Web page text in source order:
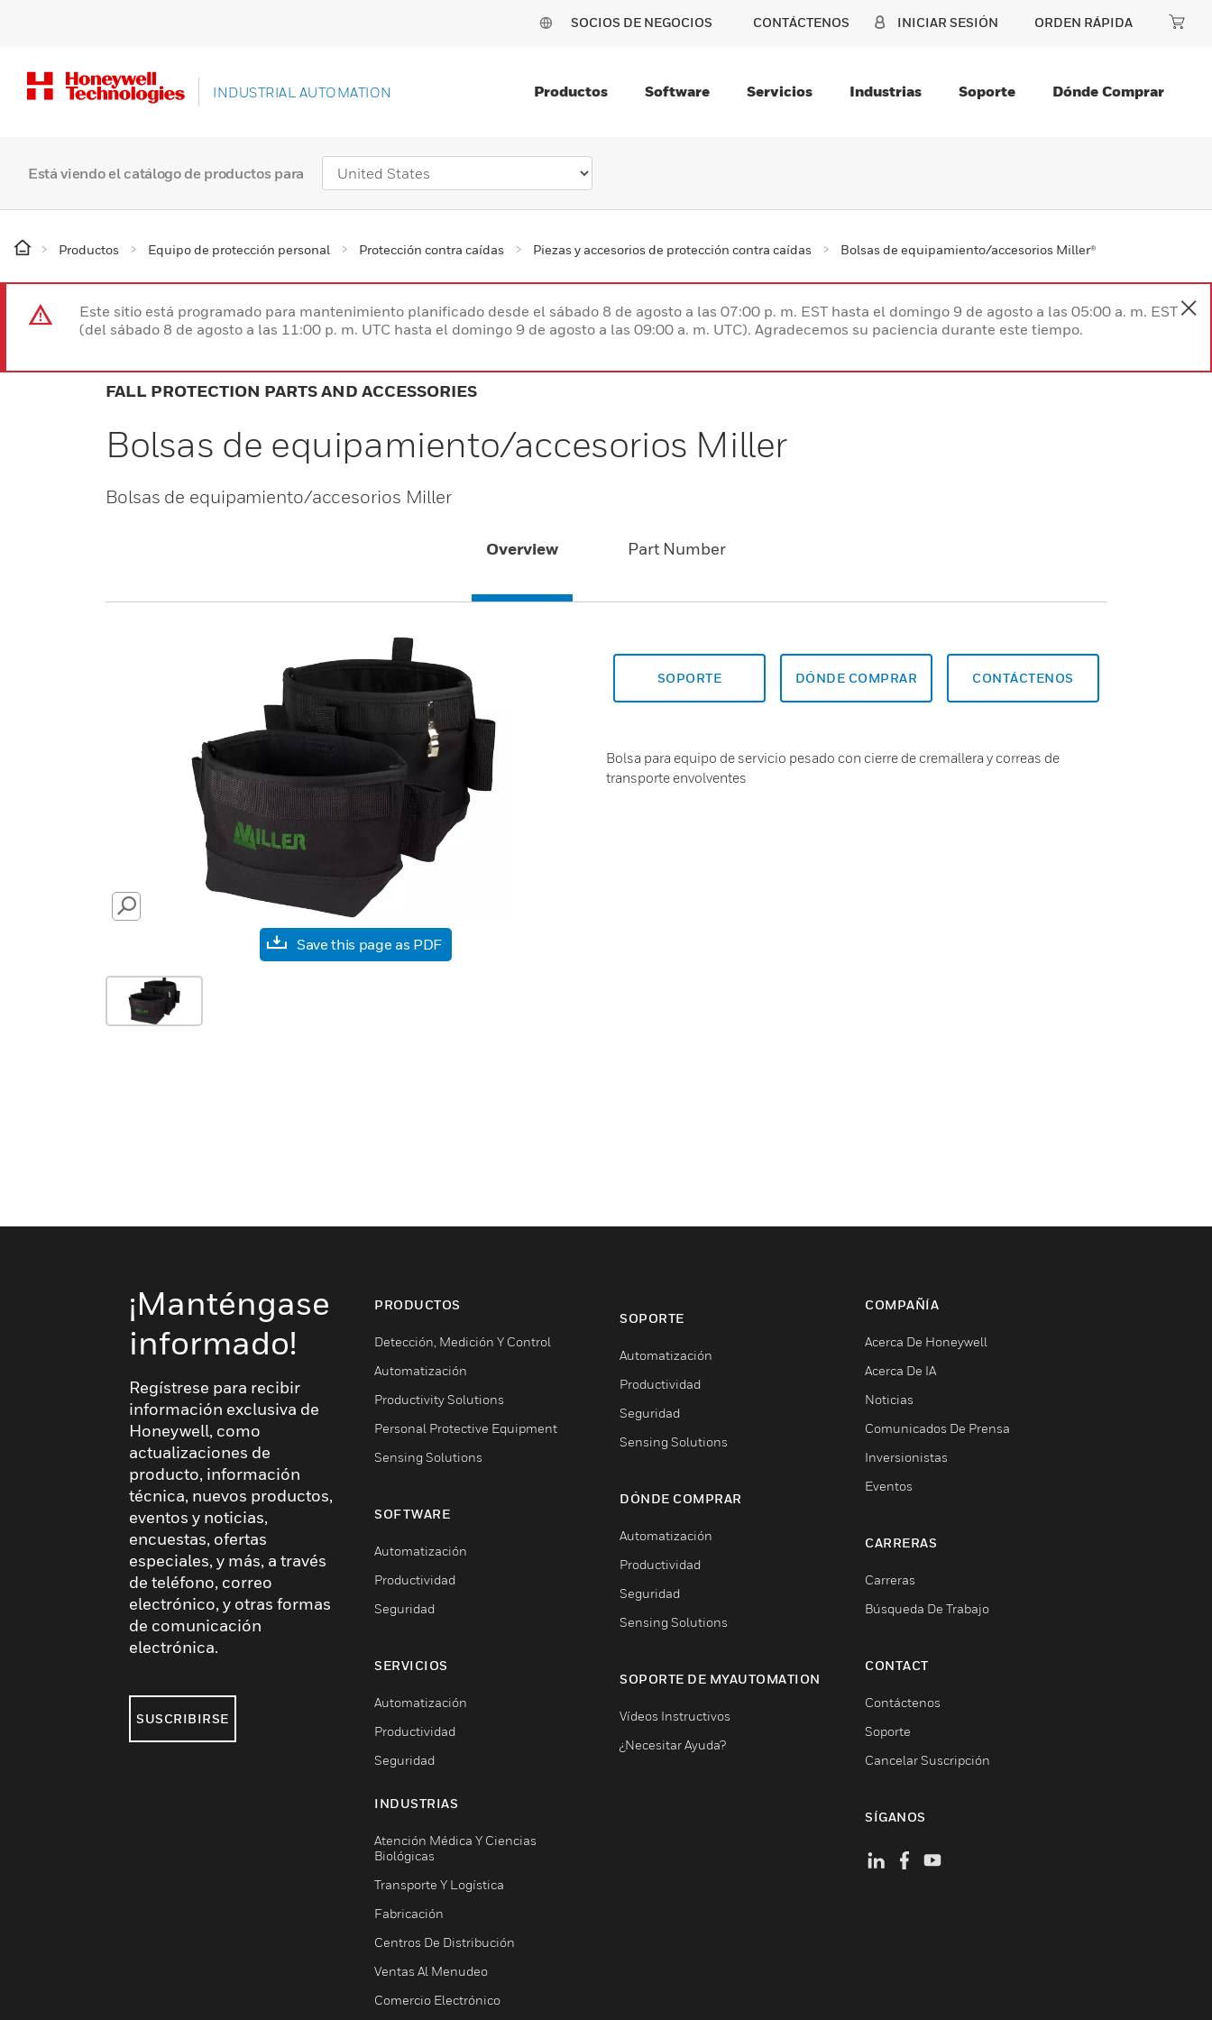
SOCIOS DE NEGOCIOS CONTÁCTENOS INICIAR SESIÓN ORDEN RÁPIDA
INDUSTRIAL AUTOMATION Productos Software Servicios Industrias Soporte Dónde Comprar
Está viendo el catálogo de productos para
Productos Equipo de protección personal Protección contra caídas Piezas y accesorios de protección contra caídas Bolsas de equipamiento/accesorios Miller®
Este sitio está programado para mantenimiento planificado desde el sábado 8 de agosto a las 07:00 p. m. EST hasta el domingo 9 de agosto a las 05:00 a. m. EST
(del sábado 8 de agosto a las 11:00 p. m. UTC hasta el domingo 9 de agosto a las 09:00 a. m. UTC). Agradecemos su paciencia durante este tiempo.
FALL PROTECTION PARTS AND ACCESSORIES
Bolsas de equipamiento/accesorios Miller
Bolsas de equipamiento/accesorios Miller
Overview Part Number
SEARCH
Save this page as PDF
SOPORTE DÓNDE COMPRAR CONTÁCTENOS
Bolsa para equipo de servicio pesado con cierre de cremallera y correas de
transporte envolventes
¡Manténgase
informado!
Regístrese para recibir
información exclusiva de
Honeywell, como
actualizaciones de
producto, información
técnica, nuevos productos,
eventos y noticias,
encuestas, ofertas
especiales, y más, a través
de teléfono, correo
electrónico, y otras formas
de comunicación
electrónica.
SUSCRIBIRSE
PRODUCTOS
Detección, Medición Y Control
Automatización
Productivity Solutions
Personal Protective Equipment
Sensing Solutions
SOFTWARE
Automatización
Productividad
Seguridad
SERVICIOS
Automatización
Productividad
Seguridad
INDUSTRIAS
Atención Médica Y Ciencias
Biológicas
Transporte Y Logística
Fabricación
Centros De Distribución
Ventas Al Menudeo
Comercio Electrónico
SOPORTE
Automatización
Productividad
Seguridad
Sensing Solutions
DÓNDE COMPRAR
Automatización
Productividad
Seguridad
Sensing Solutions
SOPORTE DE MYAUTOMATION
Vídeos Instructivos
¿Necesitar Ayuda?
COMPAÑÍA
Acerca De Honeywell
Acerca De IA
Noticias
Comunicados De Prensa
Inversionistas
Eventos
CARRERAS
Carreras
Búsqueda De Trabajo
CONTACT
Contáctenos
Soporte
Cancelar Suscripción
SÍGANOS